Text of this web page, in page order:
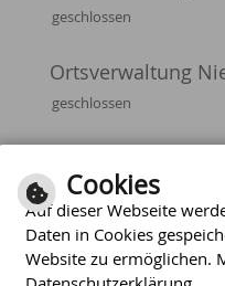
geschlossen
Ortsverwaltung
geschlossen
Inhalt|Impressum|
Barrierefreiheit
Cookies
Auf dieser Webseite
Daten in Cookies
Website zu ermöglichen.